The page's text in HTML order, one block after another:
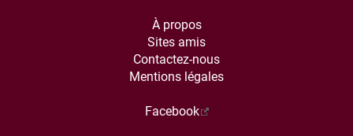
À propos
Sites amis
Contactez-nous
Mentions légales
Facebook